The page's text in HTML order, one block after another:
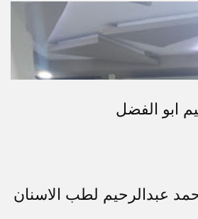
ابو الفضل
عبدالرحيم لطب الاسنان